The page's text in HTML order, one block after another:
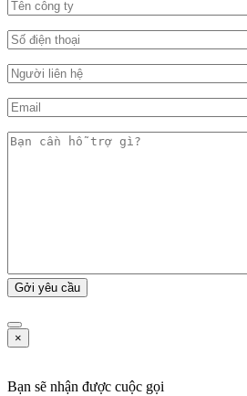
×
Bạn sẽ nhận được cuộc gọi